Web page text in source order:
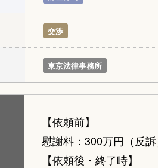
交渉
東京法律事務所
【依頼前】
慰謝料：300万円（反
【依頼後・終了時】